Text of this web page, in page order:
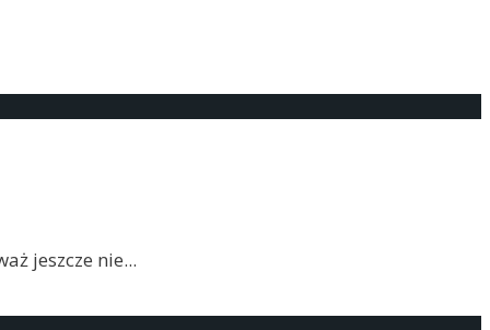
jeszcze nie...